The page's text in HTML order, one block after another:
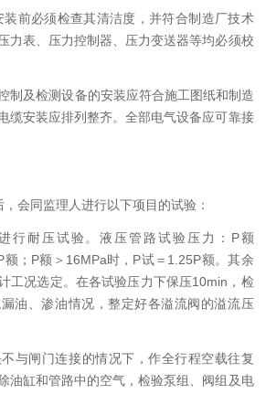
装前必须检查其清洁度，并符合制造厂技术
力表、压力控制器、压力变送器等均必须校
制及检测设备的安装应符合施工图纸和制造
缆安装应排列整齐。全部电气设备应可靠接
会同监理人进行以下项目的试验：
行耐压试验。液压管路试验压力：P额
；P额＞16MPa时，P试＝1.25P额。其余
工况选定。在各试验压力下保压10min，检
油、渗油情况，整定好各溢流阀的溢流压
与闸门连接的情况下，作全行程空载往复
油缸和管路中的空气，检验泵组、阀组及电